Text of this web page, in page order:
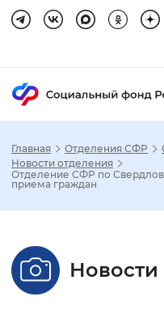
Стандартный
Главная Отделения СФР
Новости отделения
Отделение СФР по
приема граждан
Новости